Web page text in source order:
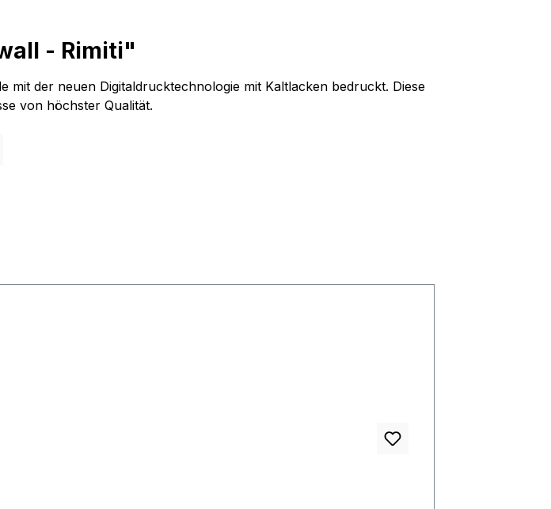
- Rimiti"
der neuen Digitaldrucktechnologie mit Kaltlacken bedruckt. Diese
von höchster Qualität.